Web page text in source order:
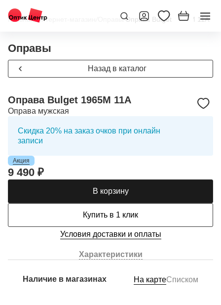
Главная/Интернет-магазин Оправы/Оправа Bulget 1965M 11A
Оправы
Назад в каталог
Оправа Bulget 1965M 11A
Оправа мужская
Скидка 20% на заказ очков при онлайн
записи
Акция
9 490 ₽
В корзину
Купить в 1 клик
Условия доставки и оплаты
Характеристики
Наличие в магазинах На картеСписком